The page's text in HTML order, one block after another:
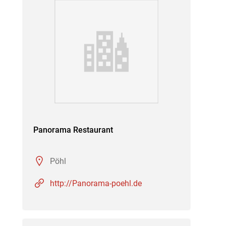
Panorama Restaurant
Pöhl
http://Panorama-poehl.de